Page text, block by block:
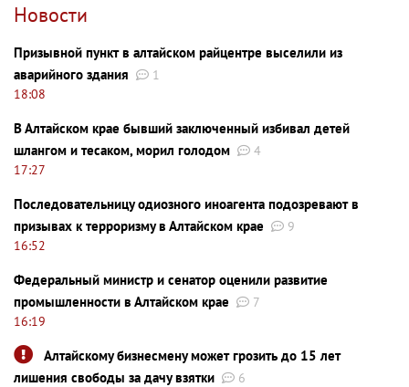
Новости
Призывной пункт в алтайском райцентре выселили из
аварийного здания
1
18:08
В Алтайском крае бывший заключенный избивал детей
шлангом и тесаком, морил голодом
4
17:27
Последовательницу одиозного иноагента подозревают в
призывах к терроризму в Алтайском крае
9
16:52
Федеральный министр и сенатор оценили развитие
промышленности в Алтайском крае
7
16:19
Алтайскому бизнесмену может грозить до 15 лет
лишения свободы за дачу взятки
6